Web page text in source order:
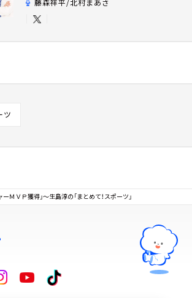
ツ
ーＭＶＰ獲得」～生島淳の「まとめて！スポーツ」